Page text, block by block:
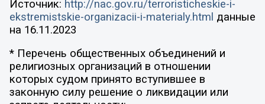
Источник: http://nac.gov.ru/terroristicheskie-i-
ekstremistskie-organizacii-i-materialy.html данные
на 16.11.2023
* Перечень общественных объединений и
религиозных организаций в отношении
которых судом принято вступившее в
законную силу решение о ликвидации или